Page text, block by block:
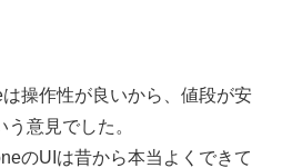
操作性が良いから、値段が安
意見でした。
のUIは昔から本当よくできて